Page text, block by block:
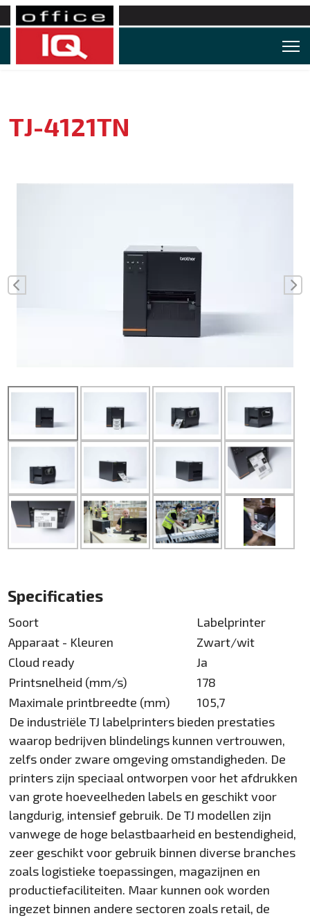
TJ-4121TN
Specificaties
Soort
Labelprinter
Apparaat - Kleuren
Zwart/wit
Cloud ready
Ja
Printsnelheid (mm/s)
178
Maximale printbreedte (mm)
105,7
De industriële TJ labelprinters bieden prestaties
waarop bedrijven blindelings kunnen vertrouwen,
zelfs onder zware omgeving omstandigheden. De
printers zijn speciaal ontworpen voor het afdrukken
van grote hoeveelheden labels en geschikt voor
langdurig, intensief gebruik. De TJ modellen zijn
vanwege de hoge belastbaarheid en bestendigheid,
zeer geschikt voor gebruik binnen diverse branches
zoals logistieke toepassingen, magazijnen en
productiefaciliteiten. Maar kunnen ook worden
ingezet binnen andere sectoren zoals retail, de